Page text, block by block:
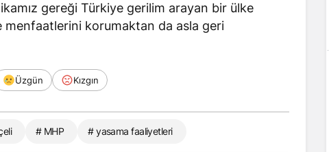
gereği Türkiye gerilim arayan bir ülke
menfaatlerini korumaktan da asla geri
Üzgün Kızgın
# MHP # yasama faaliyetleri